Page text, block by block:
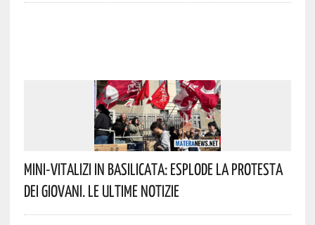
Mini-Vitalizi In Basilicata: Esplode La Protesta
Dei Giovani. Le Ultime Notizie